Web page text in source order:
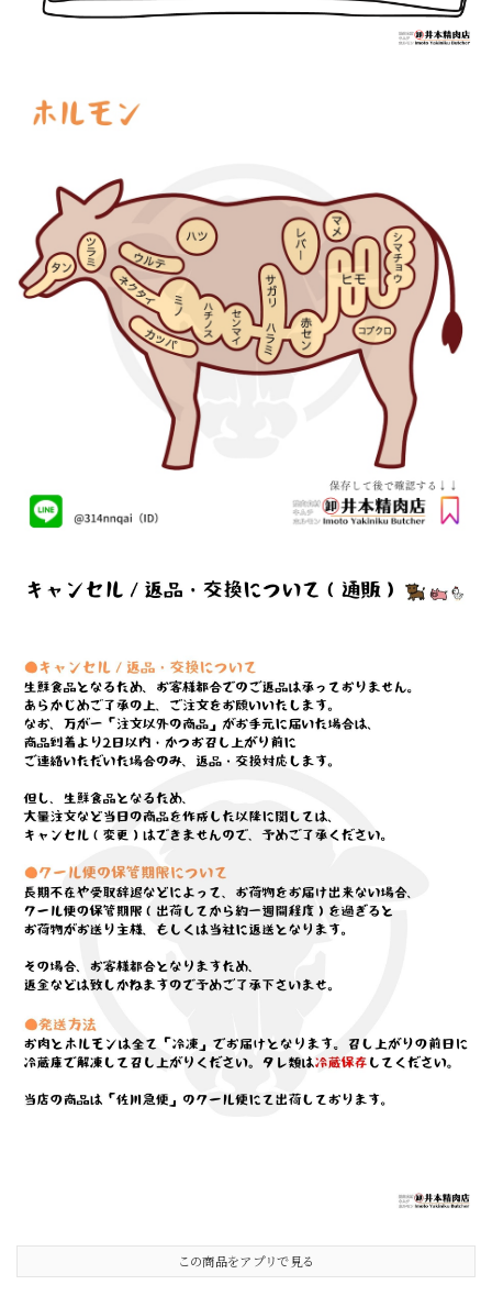
この商品をアプリで見る